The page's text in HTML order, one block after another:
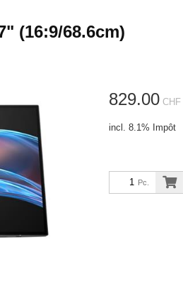
(16:9/68.6cm)
829.00 CHF
incl. 8.1% Impôt
Pc.